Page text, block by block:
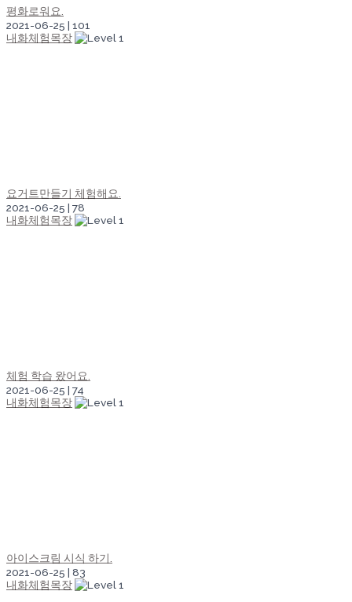
평화로워요.
2021-06-25 | 101
내화체험목장
요거트만들기 체험해요.
2021-06-25 | 78
내화체험목장
체험 학습 왔어요.
2021-06-25 | 74
내화체험목장
아이스크림 시식 하기.
2021-06-25 | 83
내화체험목장